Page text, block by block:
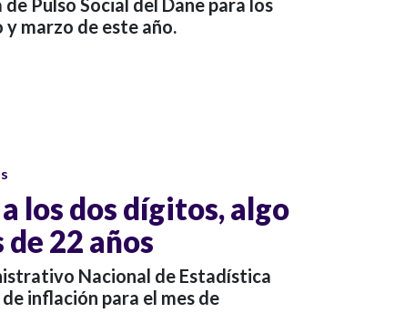
Pulso Social del Dane para los
marzo de este año.
los dos dígitos, algo
22 años
Nacional de Estadística
inflación para el mes de